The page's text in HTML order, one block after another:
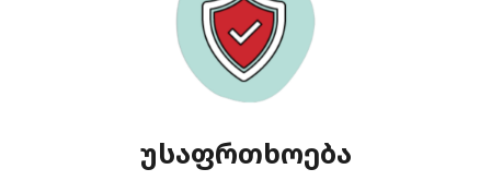
უსაფრთხოება